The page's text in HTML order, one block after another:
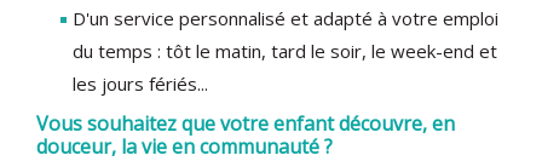
D'un service personnalisé et adapté à votre emploi
du temps : tôt le matin, tard le soir, le week-end et
les jours fériés...
Vous souhaitez que votre enfant découvre, en
douceur, la vie en communauté ?